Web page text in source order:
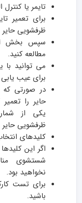
تایمر یا
برای تعمیر
ظرفشویی حایر
سپس بخش
مطالعه کنید.
می ­توانید
برای عیب
در صورتی که
حایر را
یکی از
ظرفشویی
کلیدهای
اگر این
شستشوی
نخواهید بود.
برای تست
باشید.